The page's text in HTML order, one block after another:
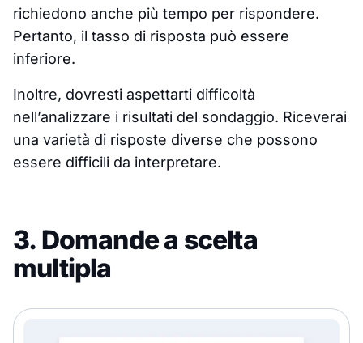
richiedono anche più tempo per rispondere.
Pertanto, il tasso di risposta può essere
inferiore.
Inoltre, dovresti aspettarti difficoltà
nell’analizzare i risultati del sondaggio. Riceverai
una varietà di risposte diverse che possono
essere difficili da interpretare.
3. Domande a scelta
multipla